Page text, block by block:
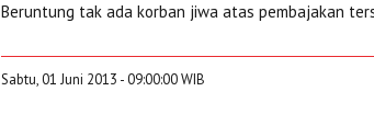
Beruntung tak ada korban jiwa atas pembajakan
Sabtu, 01 Juni 2013 - 09:00:00 WIB